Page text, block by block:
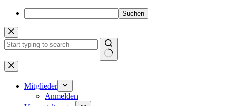
Suchen
Zum
Inhalt
springen
Keine
Ergebnisse
Mitglieder
Anmelden